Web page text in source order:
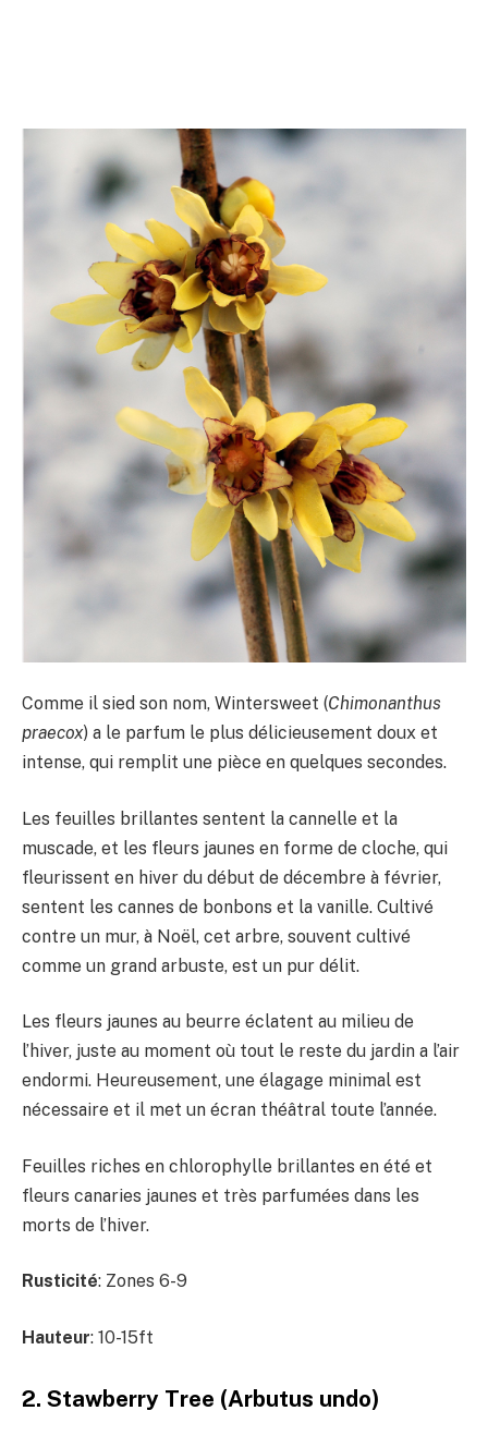
Comme il sied son nom, Wintersweet (Chimonanthus
praecox) a le parfum le plus délicieusement doux et
intense, qui remplit une pièce en quelques secondes.
Les feuilles brillantes sentent la cannelle et la
muscade, et les fleurs jaunes en forme de cloche, qui
fleurissent en hiver du début de décembre à février,
sentent les cannes de bonbons et la vanille. Cultivé
contre un mur, à Noël, cet arbre, souvent cultivé
comme un grand arbuste, est un pur délit.
Les fleurs jaunes au beurre éclatent au milieu de
l’hiver, juste au moment où tout le reste du jardin a l’air
endormi. Heureusement, une élagage minimal est
nécessaire et il met un écran théâtral toute l’année.
Feuilles riches en chlorophylle brillantes en été et
fleurs canaries jaunes et très parfumées dans les
morts de l’hiver.
Rusticité: Zones 6-9
Hauteur: 10-15ft
2. Stawberry Tree (Arbutus undo)